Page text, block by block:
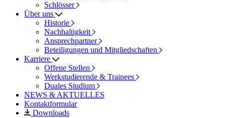
Schlösser
Über uns
Historie
Nachhaltigkeit
Ansprechpartner
Beteiligungen und Mitgliedschaften
Karriere
Offene Stellen
Werkstudierende & Trainees
Duales Studium
NEWS & AKTUELLES
Kontaktformular
Downloads